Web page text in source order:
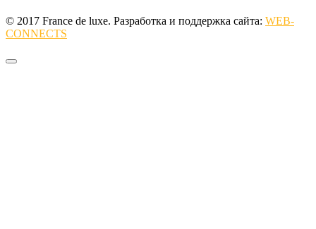
© 2017 France de luxe. Разработка и поддержка сайта: WEB-
CONNECTS